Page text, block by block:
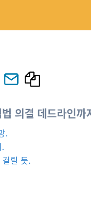
의결 데드라인
.
릴 듯.